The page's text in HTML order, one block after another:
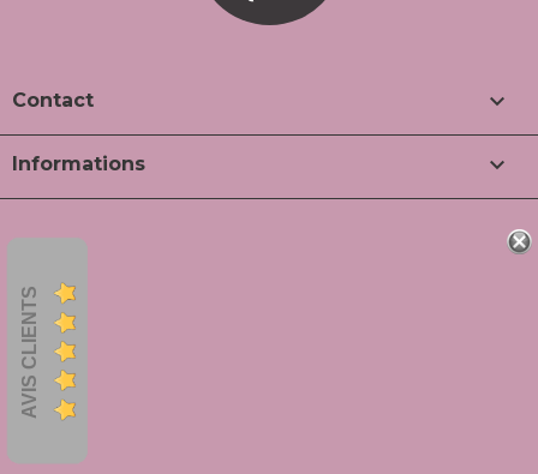
Contact 
Informations 
AVIS CLIENTS